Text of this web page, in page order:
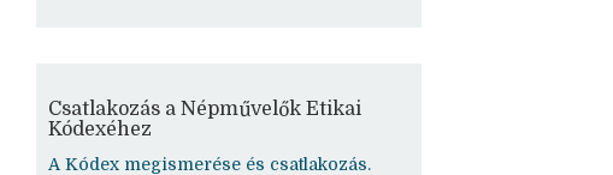
Csatlakozás a Népművelők Etikai
Kódexéhez
A Kódex megismerése és csatlakozás.